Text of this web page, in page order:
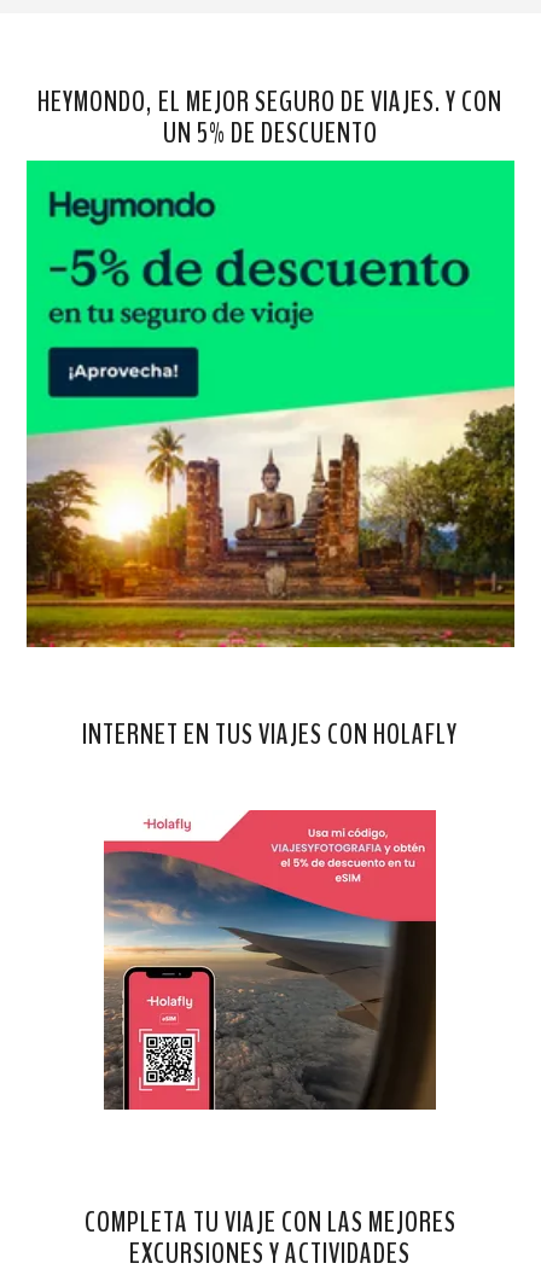
HEYMONDO, EL MEJOR SEGURO DE VIAJES. Y CON
UN 5% DE DESCUENTO
INTERNET EN TUS VIAJES CON HOLAFLY
COMPLETA TU VIAJE CON LAS MEJORES
EXCURSIONES Y ACTIVIDADES